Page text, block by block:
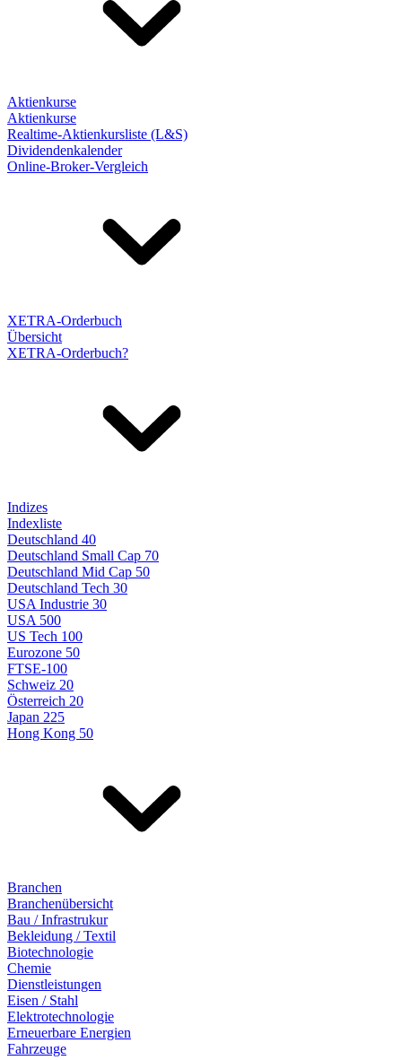
Aktienkurse
Aktienkurse
Realtime-Aktienkursliste (L&S)
Dividendenkalender
Online-Broker-Vergleich
XETRA-Orderbuch
Übersicht
XETRA-Orderbuch?
Indizes
Indexliste
Deutschland 40
Deutschland Small Cap 70
Deutschland Mid Cap 50
Deutschland Tech 30
USA Industrie 30
USA 500
US Tech 100
Eurozone 50
FTSE-100
Schweiz 20
Österreich 20
Japan 225
Hong Kong 50
Branchen
Branchenübersicht
Bau / Infrastrukur
Bekleidung / Textil
Biotechnologie
Chemie
Dienstleistungen
Eisen / Stahl
Elektrotechnologie
Erneuerbare Energien
Fahrzeuge